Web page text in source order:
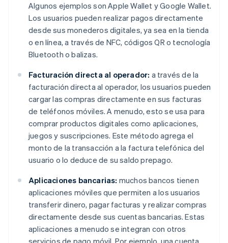
Algunos ejemplos son Apple Wallet y Google Wallet.
Los usuarios pueden realizar pagos directamente
desde sus monederos digitales, ya sea en la tienda
o en línea, a través de NFC, códigos QR o tecnología
Bluetooth o balizas.
Facturación directa al operador: a través de la
facturación directa al operador, los usuarios pueden
cargar las compras directamente en sus facturas
de teléfonos móviles. A menudo, esto se usa para
comprar productos digitales como aplicaciones,
juegos y suscripciones. Este método agrega el
monto de la transacción a la factura telefónica del
usuario o lo deduce de su saldo prepago.
Aplicaciones bancarias: muchos bancos tienen
aplicaciones móviles que permiten a los usuarios
transferir dinero, pagar facturas y realizar compras
directamente desde sus cuentas bancarias. Estas
aplicaciones a menudo se integran con otros